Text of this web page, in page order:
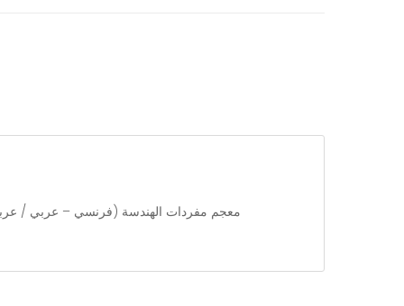
معجم مفردات الهندسة (فرنسي – عربي / عربي –